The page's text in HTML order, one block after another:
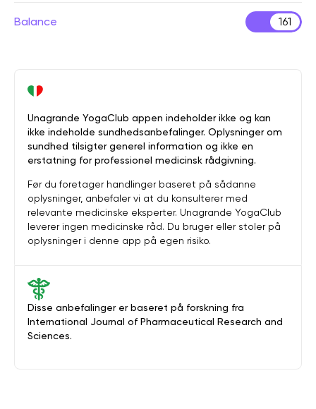
Balance 161
Disse anbefalinger er baseret på forskning fra
International Journal of Pharmaceutical Research and
Sciences.
Unagrande YogaClub appen indeholder ikke og kan
ikke indeholde sundhedsanbefalinger. Oplysninger om
sundhed tilsigter generel information og ikke en
erstatning for professionel medicinsk rådgivning.
Før du foretager handlinger baseret på sådanne
oplysninger, anbefaler vi at du konsulterer med
relevante medicinske eksperter. Unagrande YogaClub
leverer ingen medicinske råd. Du bruger eller stoler på
oplysninger i denne app på egen risiko.